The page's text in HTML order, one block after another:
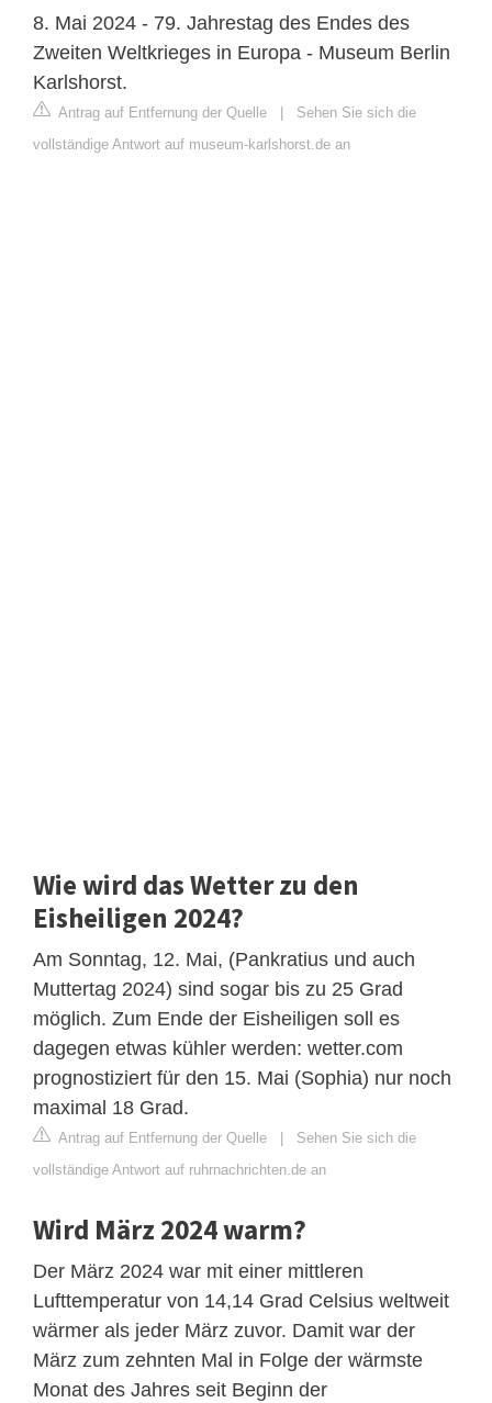
8. Mai 2024 - 79. Jahrestag des Endes des
Zweiten Weltkrieges in Europa - Museum Berlin
Karlshorst.
Antrag auf Entfernung der Quelle | Sehen Sie sich die
vollständige Antwort auf museum-karlshorst.de an
Wie wird das Wetter zu den
Eisheiligen 2024?
Am Sonntag, 12. Mai, (Pankratius und auch
Muttertag 2024) sind sogar bis zu 25 Grad
möglich. Zum Ende der Eisheiligen soll es
dagegen etwas kühler werden: wetter.com
prognostiziert für den 15. Mai (Sophia) nur noch
maximal 18 Grad.
Antrag auf Entfernung der Quelle | Sehen Sie sich die
vollständige Antwort auf ruhrnachrichten.de an
Wird März 2024 warm?
Der März 2024 war mit einer mittleren
Lufttemperatur von 14,14 Grad Celsius weltweit
wärmer als jeder März zuvor. Damit war der
März zum zehnten Mal in Folge der wärmste
Monat des Jahres seit Beginn der